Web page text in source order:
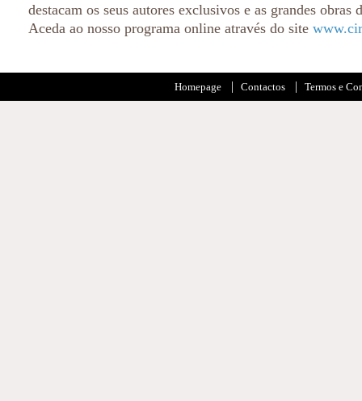
destacam os seus autores exclusivos e as grandes obras
Aceda ao nosso programa online através do site
Homepage Contactos Termos e